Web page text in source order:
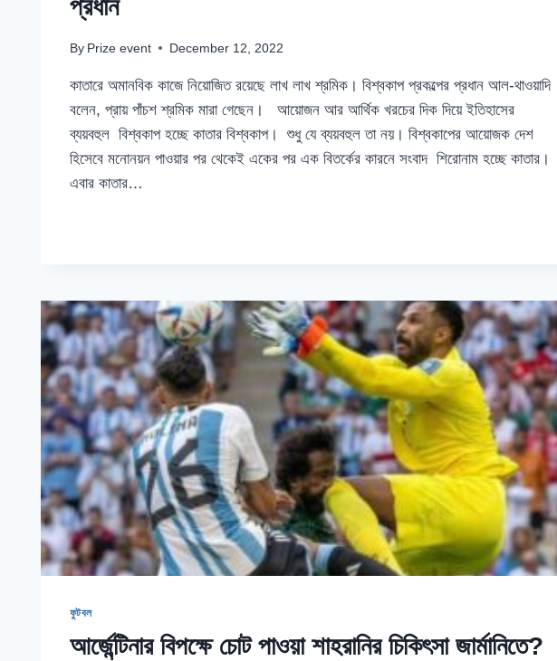
প্রধান
By Prize event December 12, 2022
কাতারে অমানবিক কাজে নিয়োজিত রয়েছে লাখ লাখ শ্রমিক। বিশ্বকাপ প্রকল্পের প্রধান আল-থাওয়াদি
বলেন, প্রায় পাঁচশ শ্রমিক মারা গেছেন। আয়োজন আর আর্থিক খরচের দিক দিয়ে ইতিহাসের
ব্যয়বহুল বিশ্বকাপ হচ্ছে কাতার বিশ্বকাপ। শুধু যে ব্যয়বহুল তা নয়। বিশ্বকাপের আয়োজক দেশ
হিসেবে মনোনয়ন পাওয়ার পর থেকেই একের পর এক বিতর্কের কারনে সংবাদ শিরোনাম হচ্ছে কাতার।
এবার কাতার…
গেছে
:
বিশ্বকাপ
প্রকল্পের
প্রধান
ফুটবল
আর্জেন্টিনার বিপক্ষে চোট পাওয়া শাহরানির চিকিৎসা জার্মানিতে?